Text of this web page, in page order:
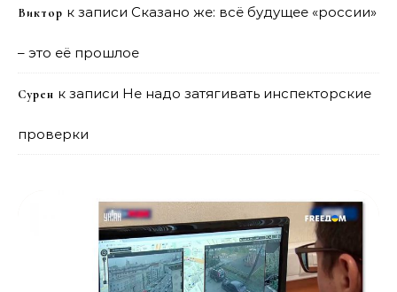
Виктор к записи Сказано же: всё будущее «россии»
– это её прошлое
Сурен к записи Не надо затягивать инспекторские
проверки